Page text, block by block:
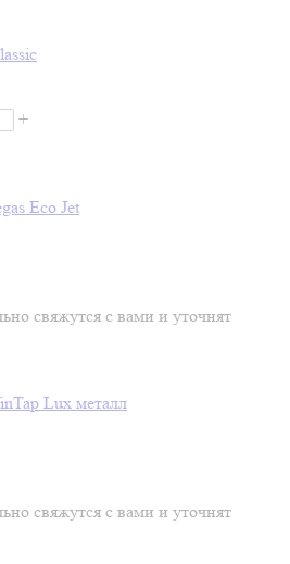
+
Eсо Jet
свяжутся с вами и уточнят
Lux металл
свяжутся с вами и уточнят